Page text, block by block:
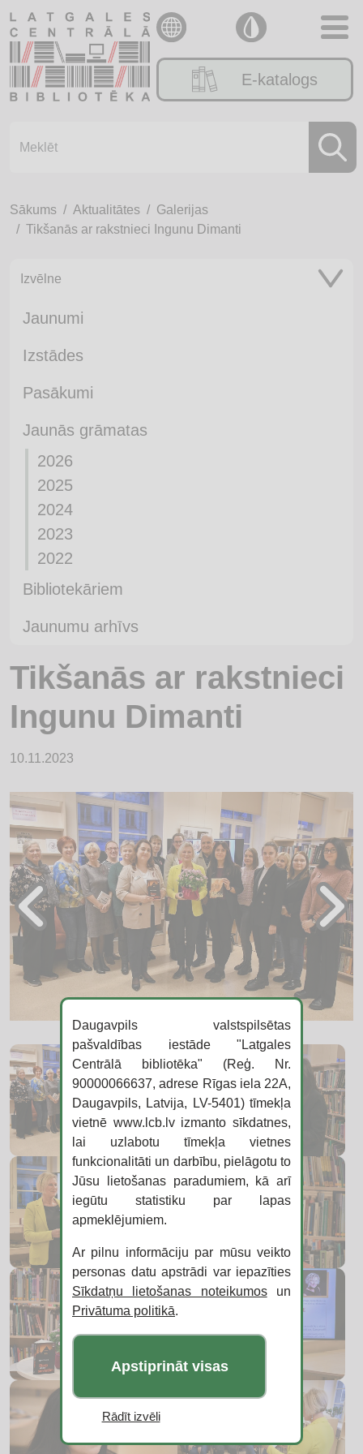
E-katalogs
Sākums Aktualitātes
Galerijas
Tikšanās ar rakstnieci Ingunu Dimanti
Izvēlne
Jaunumi
Izstādes
Pasākumi
Jaunās grāmatas
2026
2025
2024
2023
2022
Bibliotekāriem
Jaunumu arhīvs
Tikšanās ar rakstnieci
Ingunu Dimanti
10.11.2023
Daugavpils valstspilsētas
pašvaldības iestāde "Latgales
Centrālā bibliotēka" (Reģ. Nr.
90000066637, adrese Rīgas iela 22A,
Daugavpils, Latvija, LV-5401) tīmekļa
vietnē www.lcb.lv izmanto sīkdatnes,
lai uzlabotu tīmekļa vietnes
funkcionalitāti un darbību, pielāgotu to
Jūsu lietošanas paradumiem, kā arī
iegūtu statistiku par lapas
apmeklējumiem.
Ar pilnu informāciju par mūsu veikto
personas datu apstrādi var iepazīties
Sīkdatņu lietošanas noteikumosun
Privātuma politikā.
Apstiprināt visas
Rādīt izvēli